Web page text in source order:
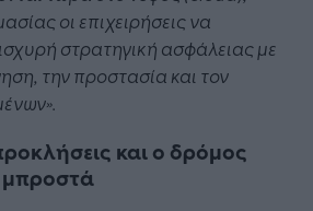
ασίαςοι επιχειρήσειςνα
ισχυρή στρατηγική ασφάλειαςμε
, τηνπροστασία και τον
».
και ο δρόμος
μπροστά